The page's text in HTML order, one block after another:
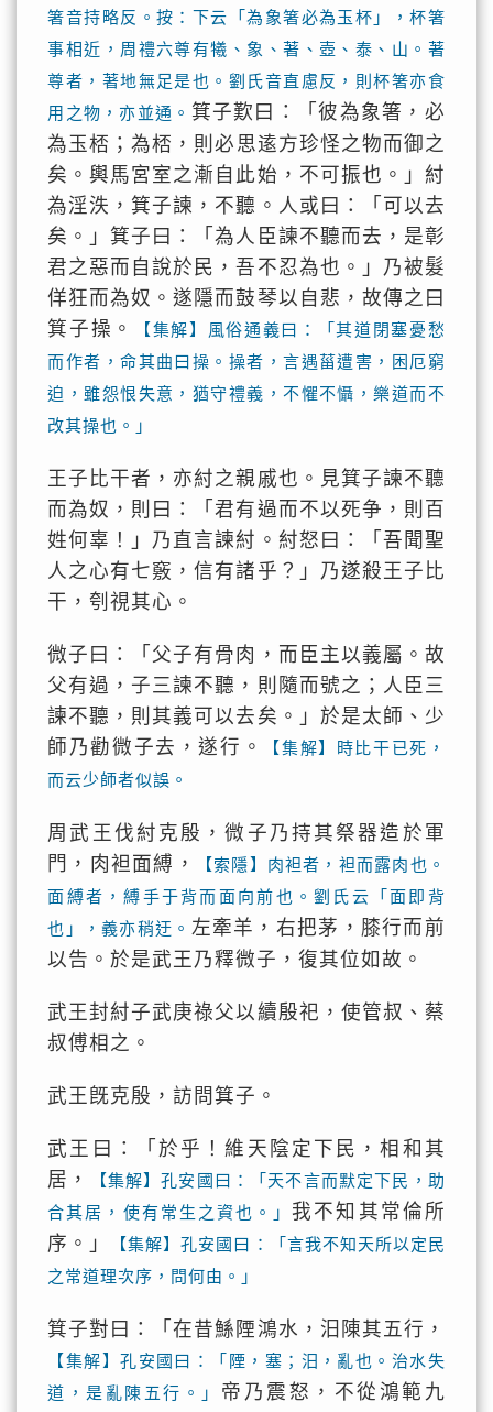
箸音持略反。按：下云「為象箸必為玉杯」，杯箸
事相近，周禮六尊有犧、象、著、壺、泰、山。著
尊者，著地無足是也。劉氏音直慮反，則杯箸亦食
用之物，亦並通。 箕子歎曰：「彼為象箸，必
為玉桮；為桮，則必思逺方珍怪之物而御之
矣。輿馬宮室之漸自此始，不可振也。」紂
為淫泆，箕子諫，不聽。人或曰：「可以去
矣。」箕子曰：「為人臣諫不聽而去，是彰
君之惡而自說於民，吾不忍為也。」乃被髮
佯狂而為奴。遂隱而鼓琴以自悲，故傳之曰
箕子操。
【集解】風俗通義曰：「其道閉塞憂愁
而作者，命其曲曰操。操者，言遇菑遭害，困厄窮
迫，雖怨恨失意，猶守禮義，不懼不懾，樂道而不
改其操也。」
王子比干者，亦紂之親戚也。見箕子諫不聽
而為奴，則曰：「君有過而不以死争，則百
姓何辜！」乃直言諫紂。紂怒曰：「吾聞聖
人之心有七竅，信有諸乎？」乃遂殺王子比
干，刳視其心。
微子曰：「父子有骨肉，而臣主以義屬。故
父有過，子三諫不聽，則隨而號之；人臣三
諫不聽，則其義可以去矣。」於是太師、少
師乃勸微子去，遂行。
【集解】時比干已死，
而云少師者似誤。
周武王伐紂克殷，微子乃持其祭器造於軍
門，肉袒面縛，
【索隱】肉袒者，袒而露肉也。
面縛者，縛手于背而面向前也。劉氏云「面即背
也」，義亦稍迂。 左牽羊，右把茅，膝行而前
以告。於是武王乃釋微子，復其位如故。
武王封紂子武庚祿父以續殷祀，使管叔、蔡
叔傅相之。
武王旣克殷，訪問箕子。
武王曰：「於乎！維天陰定下民，相和其
居，
【集解】孔安國曰：「天不言而默定下民，助
合其居，使有常生之資也。」 我不知其常倫所
序。」
【集解】孔安國曰：「言我不知天所以定民
之常道理次序，問何由。」
箕子對曰：「在昔鯀陻鴻水，汨陳其五行，
【集解】孔安國曰：「陻，塞；汨，亂也。治水失
道，是亂陳五行。」 帝乃震怒，不從鴻範九